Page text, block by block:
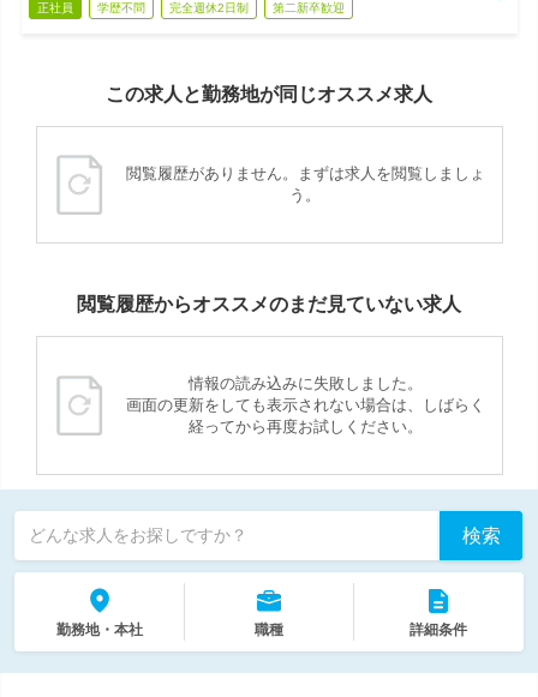
正社員 学歴不問 完全週休2日制 第二新卒歓迎
この求人と勤務地が同じオススメ求人
閲覧履歴がありません。まずは求人を閲覧しましょ
う。
閲覧履歴からオススメのまだ見ていない求人
情報の読み込みに失敗しました。
画面の更新をしても表示されない場合は、しばらく
経ってから再度お試しください。
どんな求人をお探しですか？ 検索
勤務地・本社 職種 詳細条件